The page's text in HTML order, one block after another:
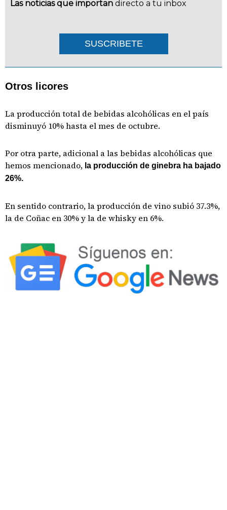
Las noticias que importan directo a tu inbox
SUSCRIBETE
Otros licores
La producción total de bebidas alcohólicas en el país
disminuyó 10% hasta el mes de octubre.
Por otra parte, adicional a las bebidas alcohólicas que
hemos mencionado, la producción de ginebra ha bajado
26%.
En sentido contrario, la producción de vino subió 37.3%,
la de Coñac en 30% y la de whisky en 6%.